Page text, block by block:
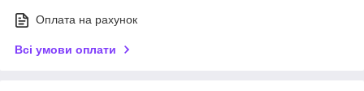
Оплата на рахунок
Всі умови оплати